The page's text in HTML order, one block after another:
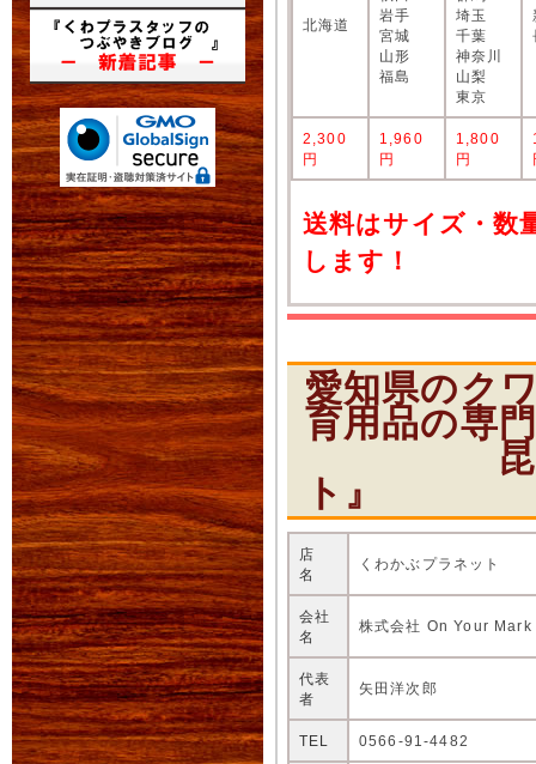
北海道
岩手
宮城
山形
福島
埼玉
千葉
神奈川
山梨
東京
2,300
円
1,960
円
1,800
円
送料はサイズ・数
します！
愛知県のク
育用品の専
昆虫シ
ト』
店
名
くわかぶプラネット
会社
名
株式会社 On Your Mark
代表
者
矢田洋次郎
TEL 0566-91-4482